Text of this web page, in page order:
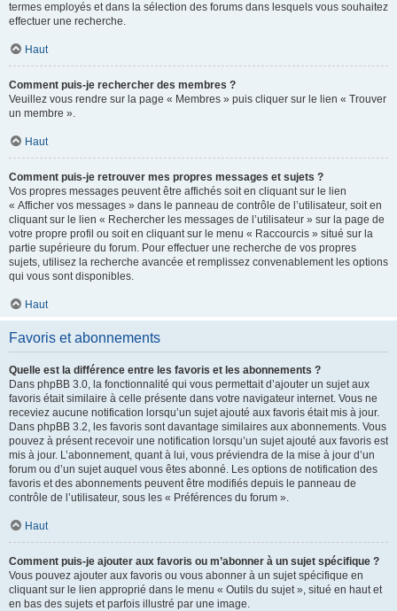
termes employés et dans la sélection des forums dans lesquels vous souhaitez
effectuer une recherche.
Haut
Comment puis-je rechercher des membres ?
Veuillez vous rendre sur la page « Membres » puis cliquer sur le lien « Trouver
un membre ».
Haut
Comment puis-je retrouver mes propres messages et sujets ?
Vos propres messages peuvent être affichés soit en cliquant sur le lien
« Afficher vos messages » dans le panneau de contrôle de l’utilisateur, soit en
cliquant sur le lien « Rechercher les messages de l’utilisateur » sur la page de
votre propre profil ou soit en cliquant sur le menu « Raccourcis » situé sur la
partie supérieure du forum. Pour effectuer une recherche de vos propres
sujets, utilisez la recherche avancée et remplissez convenablement les options
qui vous sont disponibles.
Haut
Favoris et abonnements
Quelle est la différence entre les favoris et les abonnements ?
Dans phpBB 3.0, la fonctionnalité qui vous permettait d’ajouter un sujet aux
favoris était similaire à celle présente dans votre navigateur internet. Vous ne
receviez aucune notification lorsqu’un sujet ajouté aux favoris était mis à jour.
Dans phpBB 3.2, les favoris sont davantage similaires aux abonnements. Vous
pouvez à présent recevoir une notification lorsqu’un sujet ajouté aux favoris est
mis à jour. L’abonnement, quant à lui, vous préviendra de la mise à jour d’un
forum ou d’un sujet auquel vous êtes abonné. Les options de notification des
favoris et des abonnements peuvent être modifiés depuis le panneau de
contrôle de l’utilisateur, sous les « Préférences du forum ».
Haut
Comment puis-je ajouter aux favoris ou m’abonner à un sujet spécifique ?
Vous pouvez ajouter aux favoris ou vous abonner à un sujet spécifique en
cliquant sur le lien approprié dans le menu « Outils du sujet », situé en haut et
en bas des sujets et parfois illustré par une image.